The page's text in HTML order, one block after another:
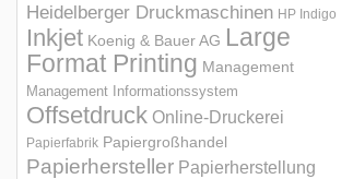
Heidelberger Druckmaschinen HP Indigo
Inkjet Koenig & Bauer AG Large
Format Printing Management
Management Informations­system
Offsetdruck Online-Druckerei
Papierfabrik Papiergroßhandel
Papierhersteller Papierherstellung